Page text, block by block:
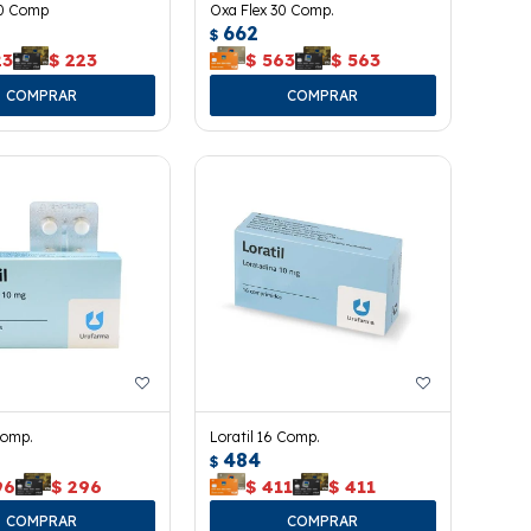
Comp
$ 223
Oxa Flex 30 Comp.
$ 662
$ 563 $ 563
$ 296
Loratil 16 Comp.
$ 484
$ 411 $ 411